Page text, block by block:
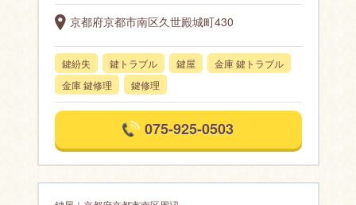
京都府京都市南区久世殿城町430
鍵紛失 鍵トラブル 鍵屋
金庫 鍵トラブル
金庫 鍵修理
鍵修理
075-925-0503